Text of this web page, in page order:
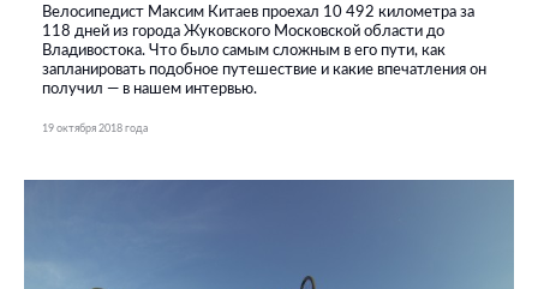
Велосипедист Максим Китаев проехал 10 492 километра за
118 дней из города Жуковского Московской области до
Владивостока. Что было самым сложным в его пути, как
запланировать подобное путешествие и какие впечатления он
получил — в нашем интервью.
19 октября 2018 года